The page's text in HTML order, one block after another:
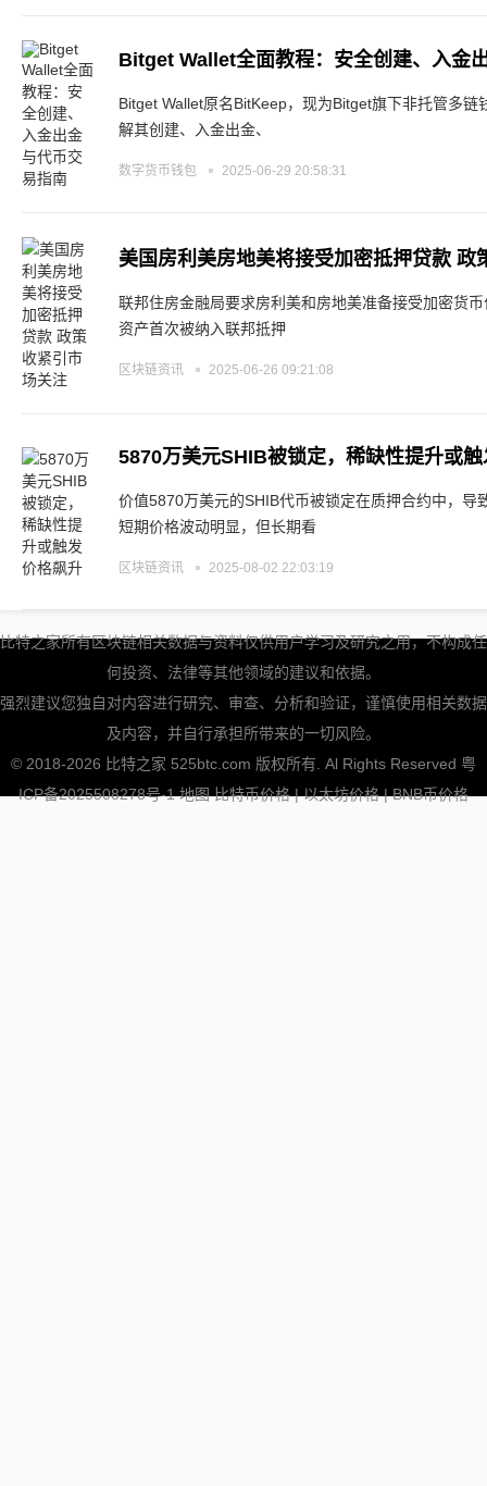
Bitget Wallet全面教程：安全创建、入金
Bitget Wallet原名BitKeep，现为Bitget旗下非托管多
解其创建、入金出金、
数字货币钱包 2025-06-29 20:58:31
美国房利美房地美将接受加密抵押贷款 政
联邦住房金融局要求房利美和房地美准备接受加密货
资产首次被纳入联邦抵押
区块链资讯 2025-06-26 09:21:08
5870万美元SHIB被锁定，稀缺性提升或
价值5870万美元的SHIB代币被锁定在质押合约中，导
短期价格波动明显，但长期看
区块链资讯 2025-08-02 22:03:19
比特之家所有区块链相关数据与资料仅供用户学习及研究之用，不构成任
何投资、法律等其他领域的建议和依据。
强烈建议您独自对内容进行研究、审查、分析和验证，谨慎使用相关数据
及内容，并自行承担所带来的一切风险。
© 2018-2026 比特之家 525btc.com 版权所有. Al Rights Reserved 粤
ICP备2025508278号-1 地图 比特币价格|以太坊价格|BNB币价格